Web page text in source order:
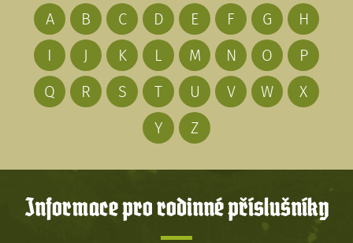
A B C D E F G
H
I
J K L M N O
P
Q
R S T U V W
X
Y
Z
Informace pro rodinné příslušníky